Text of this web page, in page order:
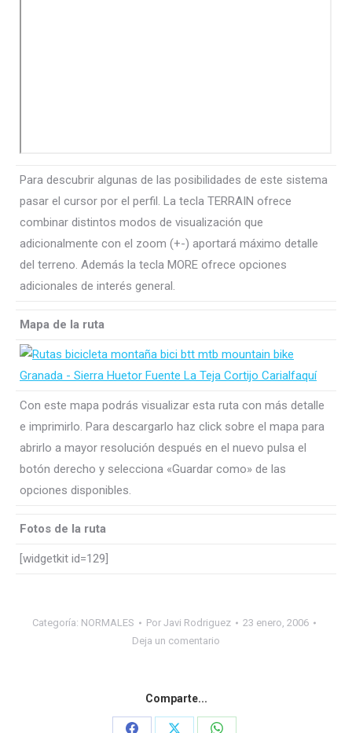
Para descubrir algunas de las posibilidades de este sistema
pasar el cursor por el perfil. La tecla TERRAIN ofrece
combinar distintos modos de visualización que
adicionalmente con el zoom (+-) aportará máximo detalle
del terreno. Además la tecla MORE ofrece opciones
adicionales de interés general.
Mapa de la ruta
Con este mapa podrás visualizar esta ruta con más detalle
e imprimirlo. Para descargarlo haz click sobre el mapa para
abrirlo a mayor resolución después en el nuevo pulsa el
botón derecho y selecciona «Guardar como» de las
opciones disponibles.
Fotos de la ruta
[widgetkit id=129]
Categoría: NORMALES Por Javi Rodriguez
23 enero, 2006
Deja un comentario
Comparte...